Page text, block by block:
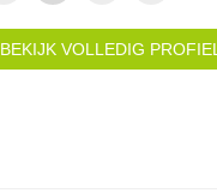
BEKIJK VOLLEDIG PROFIEL